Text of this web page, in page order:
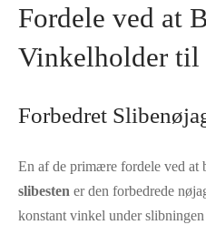
Fordele ved at
Vinkelholder til
Forbedret
En af de primære fordele ved at
slibesten er den forbedrede
konstant vinkel under